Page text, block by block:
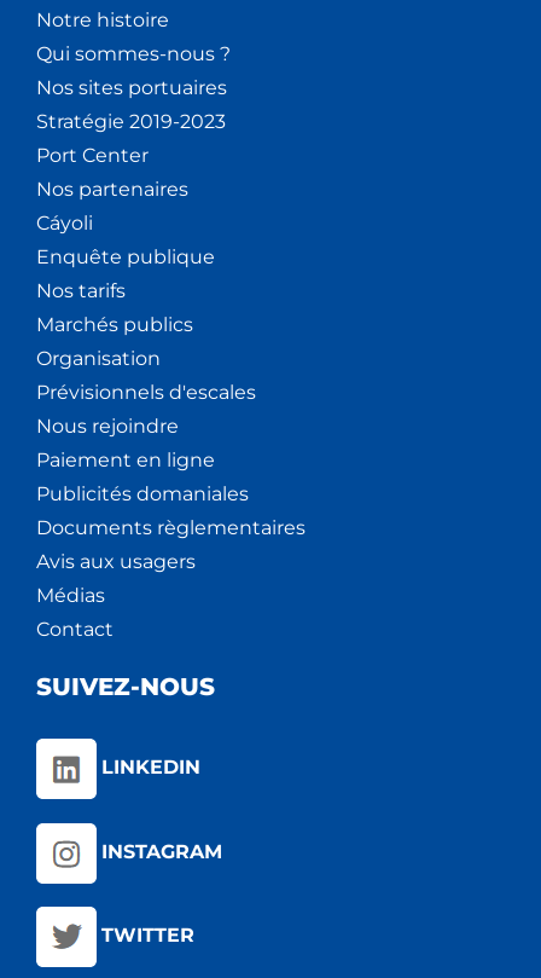
Notre histoire
Qui sommes-nous ?
Nos sites portuaires
Stratégie 2019-2023
Port Center
Nos partenaires
Cáyoli
Enquête publique
Nos tarifs
Marchés publics
Organisation
Prévisionnels d'escales
Nous rejoindre
Paiement en ligne
Publicités domaniales
Documents règlementaires
Avis aux usagers
Médias
Contact
SUIVEZ-NOUS
LINKEDIN
INSTAGRAM
TWITTER